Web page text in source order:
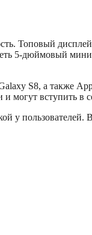
Топовый
5-дюймовый
S8, а также
могут вступить в
у